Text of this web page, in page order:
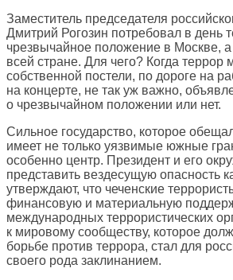
Заместитель председателя
Дмитрий Рогозин потребовал в день
чрезвычайное положение в Москве,
всей стране. Для чего? Когда террор
собственной постели, по дороге на
на концерте, не так уж важно,
о чрезвычайном положении или нет.
Сильное государство, которое
имеет не только уязвимые южные
особенно центр. Президент и его
представить вездесущую опасность
утверждают, что чеченские
финансовую и материальную
международных террористических
к мировому сообществу, которое
борьбе против террора, стал для
своего рода заклинанием.